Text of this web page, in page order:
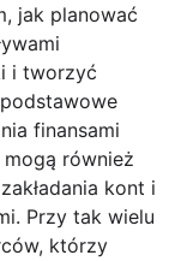
jak planować
i tworzyć
finansami
również
kont i
Przy tak wielu
którzy